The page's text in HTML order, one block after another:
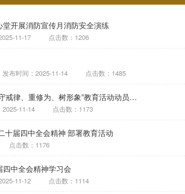
堂开展消防宣传月消防安全演练
11-17 点击数：1206
发布时间： 2025-11-14 点击数：1485
戒律、重修为、树形象”教育活动动员…
2025-11-14 点击数：1173
十届四中全会精神 部署教育活动
点击数：1176
四中全会精神学习会
11-12 点击数：1114